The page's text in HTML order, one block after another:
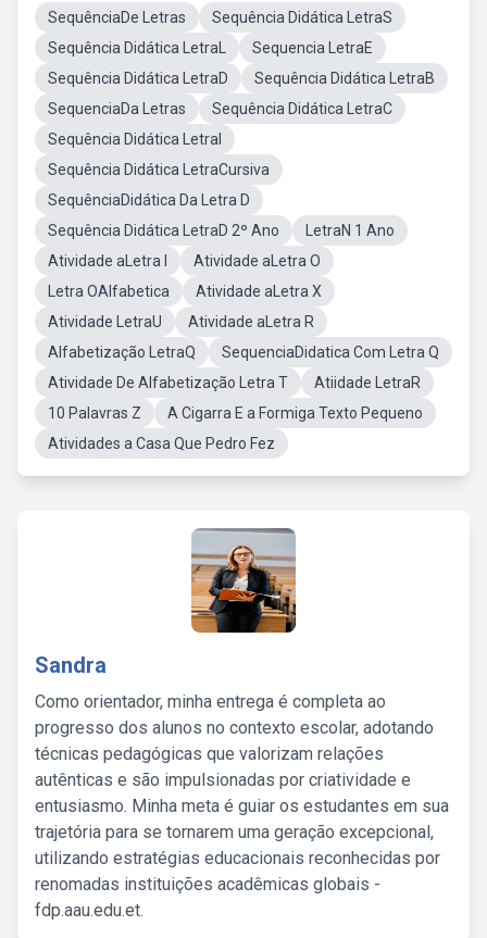
SequênciaDe Letras
Sequência Didática LetraS
Sequência Didática LetraL
Sequencia LetraE
Sequência Didática LetraD
Sequência Didática LetraB
SequenciaDa Letras
Sequência Didática LetraC
Sequência Didática LetraI
Sequência Didática LetraCursiva
SequênciaDidática Da Letra D
Sequência Didática LetraD 2º Ano
LetraN 1 Ano
Atividade aLetra I
Atividade aLetra O
Letra OAlfabetica
Atividade aLetra X
Atividade LetraU
Atividade aLetra R
Alfabetização LetraQ
SequenciaDidatica Com Letra Q
Atividade De Alfabetização Letra T
Atiidade LetraR
10 Palavras Z
A Cigarra E a Formiga Texto Pequeno
Atividades a Casa Que Pedro Fez
Sandra
Como orientador, minha entrega é completa ao
progresso dos alunos no contexto escolar, adotando
técnicas pedagógicas que valorizam relações
autênticas e são impulsionadas por criatividade e
entusiasmo. Minha meta é guiar os estudantes em sua
trajetória para se tornarem uma geração excepcional,
utilizando estratégias educacionais reconhecidas por
renomadas instituições acadêmicas globais -
fdp.aau.edu.et.